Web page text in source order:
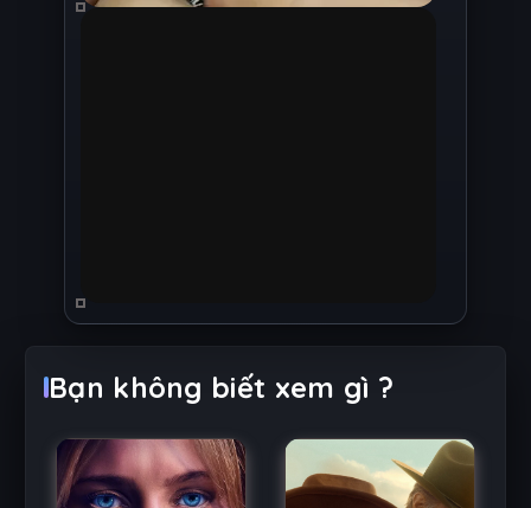
Bạn không biết xem gì ?